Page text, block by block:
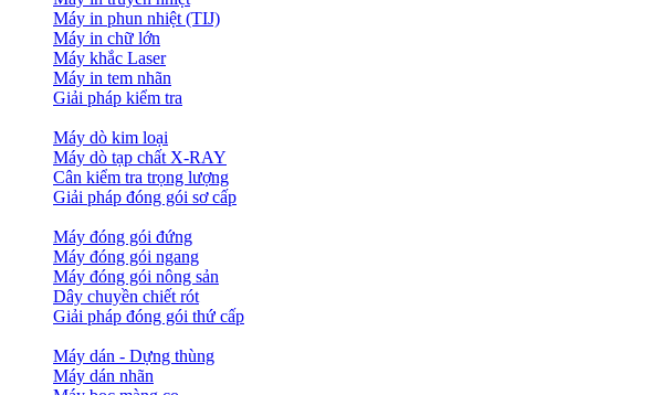
Máy in phun nhiệt (TIJ)
Máy in chữ lớn
Máy khắc Laser
Máy in tem nhãn
Giải pháp kiểm tra
Máy dò kim loại
Máy dò tạp chất X-RAY
Cân kiểm tra trọng lượng
Giải pháp đóng gói sơ cấp
Máy đóng gói đứng
Máy đóng gói ngang
Máy đóng gói nông sản
Dây chuyền chiết rót
Giải pháp đóng gói thứ cấp
Máy dán - Dựng thùng
Máy dán nhãn